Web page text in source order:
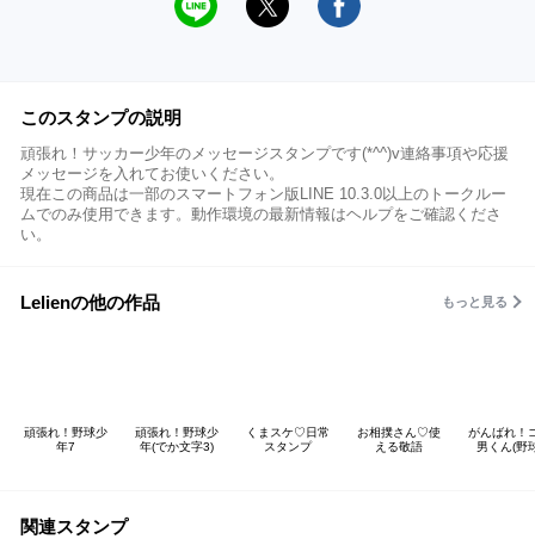
このスタンプの説明
頑張れ！サッカー少年のメッセージスタンプです(*^^)v連絡事項や応援
メッセージを入れてお使いください。
現在この商品は一部のスマートフォン版LINE 10.3.0以上のトークルー
ムでのみ使用できます。動作環境の最新情報はヘルプをご確認くださ
い。
Lelienの他の作品 もっと見る
頑張れ！野球少
年7
頑張れ！野球少
年(でか文字3)
くまスケ♡日常
スタンプ
お相撲さん♡使
える敬語
がんばれ！
男くん(野
関連スタンプ